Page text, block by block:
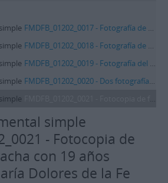
FMDFB_01202_0017 - Fotografía de obra de teatro celebrada en Los Llanos de Aridane (La Palma)
FMDFB_01202_0018 - Fotografía de obra de teatro celebrada en Los Llanos de Aridane (La Palma)
FMDFB_01202_0019 - Fotografía del barranco de Guiniguada con la Catedral al fondo
FMDFB_01202_0020 - Dos fotografías del diseñador José Trullás en conferencia pronunciada en el Hotel Cristina de Las Palmas de Gran Canaria
simple
- Fotocopia de
con 19 años
Dolores de la Fe